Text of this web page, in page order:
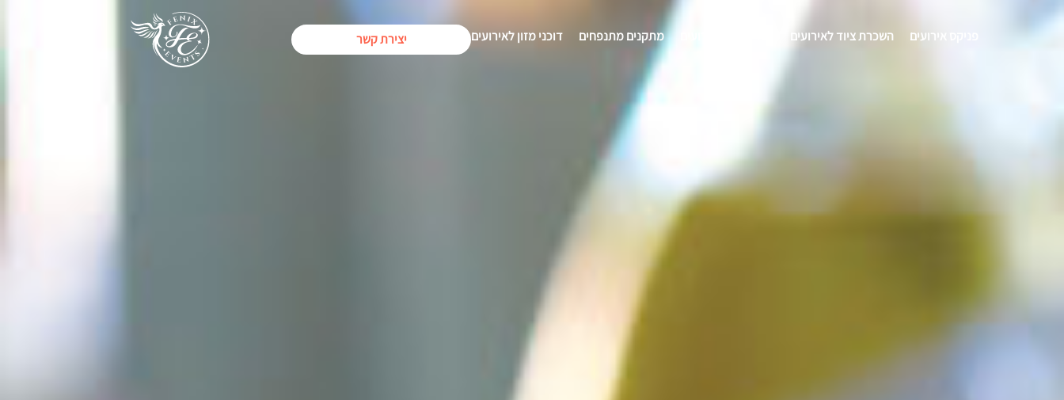
פניקס אירועים השכרת ציוד לאירועים מתקנים מתנפחים דוכני מזון לאירועים יצירת קשר